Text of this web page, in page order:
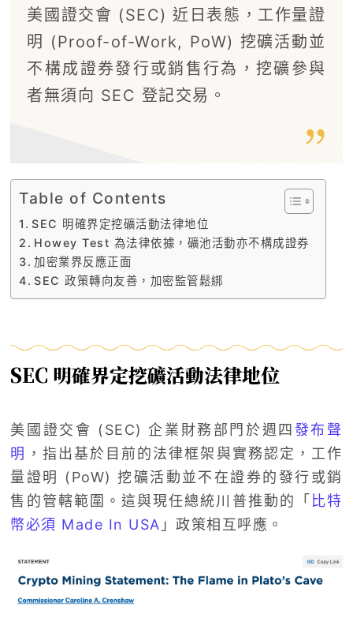
美國證交會 (SEC) 近日表態，工作量證
明 (Proof-of-Work, PoW) 挖礦活動並
不構成證券發行或銷售行為，挖礦參與
者無須向 SEC 登記交易。
Table of Contents
SEC 明確界定挖礦活動法律地位
Howey Test 為法律依據，礦池活動亦不構成證券
加密業界反應正面
SEC 政策轉向友善，加密監管鬆綁
SEC 明確界定挖礦活動法律地位
美國證交會 (SEC) 企業財務部門於週四 發布聲
明 ，指出基於目前的法律框架與實務認定，工作
量證明 (PoW) 挖礦活動並不在證券的發行或銷
售的管轄範圍。這與現任總統川普推動的「 比特
幣必須 Made In USA 」政策相互呼應。